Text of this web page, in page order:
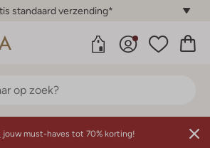
standaard verzending*
jouw must-haves tot 70% korting!